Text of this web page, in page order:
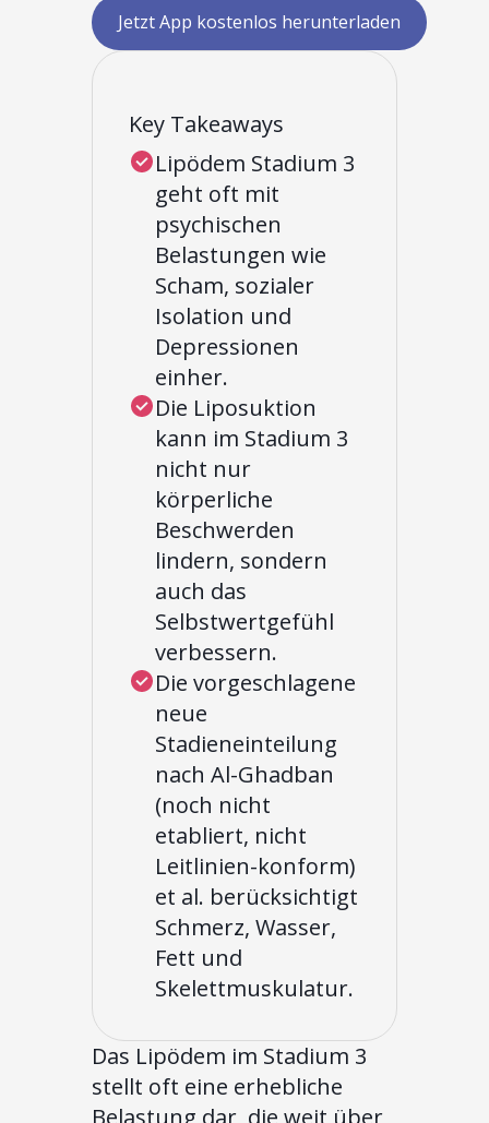
Jetzt App kostenlos herunterladen
Key Takeaways
Lipödem Stadium 3
geht oft mit
psychischen
Belastungen wie
Scham, sozialer
Isolation und
Depressionen
einher.
Die Liposuktion
kann im Stadium 3
nicht nur
körperliche
Beschwerden
lindern, sondern
auch das
Selbstwertgefühl
verbessern.
Die vorgeschlagene
neue
Stadieneinteilung
nach Al-Ghadban
(noch nicht
etabliert, nicht
Leitlinien-konform)
et al. berücksichtigt
Schmerz, Wasser,
Fett und
Skelettmuskulatur.
Das Lipödem im Stadium 3
stellt oft eine erhebliche
Belastung dar, die weit über